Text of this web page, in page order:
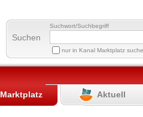
Suchen
Suchwort/Suchbegriff
nur in Kanal Marktplatz
Marktplatz Aktuell